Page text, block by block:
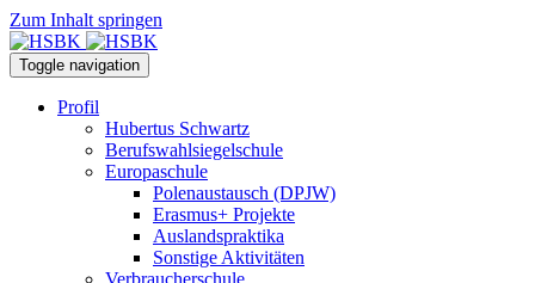
Zum Inhalt springen
Toggle navigation
Profil
Hubertus Schwartz
Berufswahlsiegelschule
Europaschule
Polenaustausch (DPJW)
Erasmus+ Projekte
Auslandspraktika
Sonstige Aktivitäten
Verbraucherschule